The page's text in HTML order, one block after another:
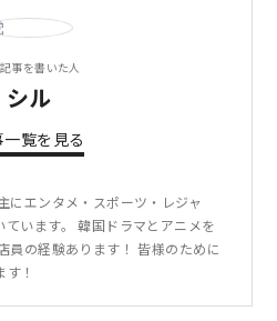
事を書いた人
シル
一覧を見る
にエンタメ・スポーツ・レジャ
います。 韓国ドラマとアニメを
員の経験あります！ 皆様のために
！